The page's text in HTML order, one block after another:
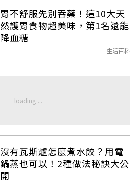
胃不舒服先別吞藥！這10大天
然護胃食物超美味，第1名還能
降血糖
生活百科
沒有瓦斯爐怎麼煮水餃？用電
鍋蒸也可以！2種做法秘訣大公
開